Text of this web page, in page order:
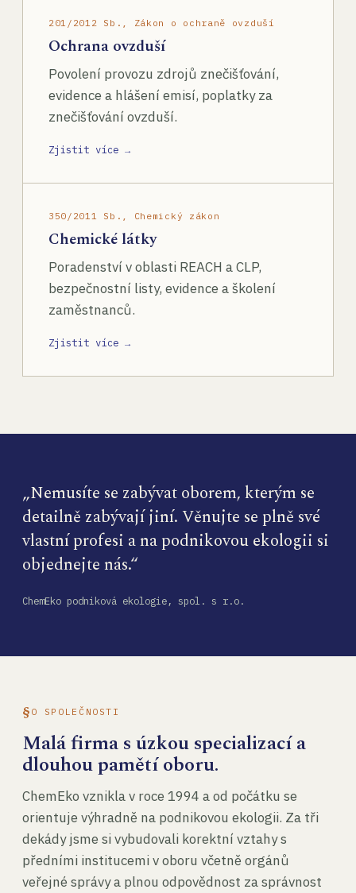
201/2012 Sb., Zákon o ochraně ovzduší
Ochrana ovzduší
Povolení provozu zdrojů znečišťování,
evidence a hlášení emisí, poplatky za
znečišťování ovzduší.
Zjistit více →
350/2011 Sb., Chemický zákon
Chemické látky
Poradenství v oblasti REACH a CLP,
bezpečnostní listy, evidence a školení
zaměstnanců.
Zjistit více →
„Nemusíte se zabývat oborem, kterým se
detailně zabývají jiní. Věnujte se plně své
vlastní profesi a na podnikovou ekologii si
objednejte nás.“
ChemEko podniková ekologie, spol. s r.o.
O SPOLEČNOSTI
Malá firma s úzkou specializací a
dlouhou pamětí oboru.
ChemEko vznikla v roce 1994 a od počátku se
orientuje výhradně na podnikovou ekologii. Za tři
dekády jsme si vybudovali korektní vztahy s
předními institucemi v oboru včetně orgánů
veřejné správy a plnou odpovědnost za správnost